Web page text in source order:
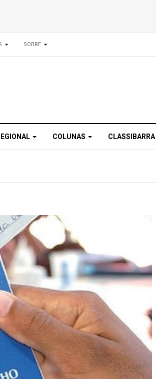
SOBRE
COLUNAS CLASSIBARRA